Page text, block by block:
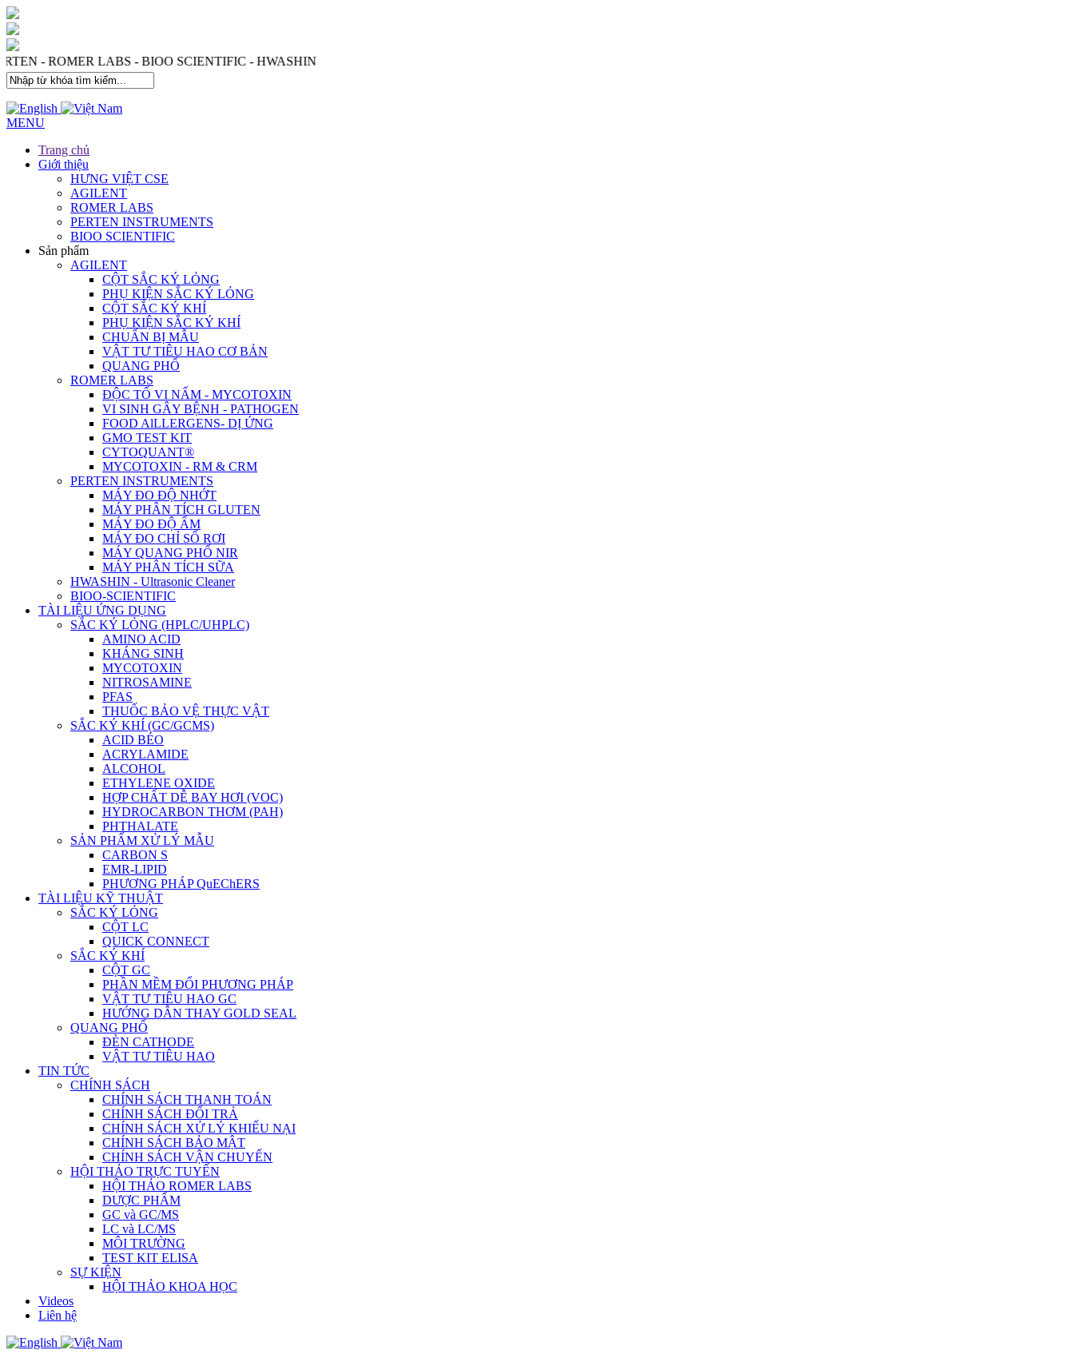
PERTEN - ROMER LABS - BIOO SCIENTIFIC - HWASHIN
MENU
Trang chủ
Giới thiệu
HƯNG VIỆT CSE
AGILENT
ROMER LABS
PERTEN INSTRUMENTS
BIOO SCIENTIFIC
Sản phẩm
AGILENT
CỘT SẮC KÝ LỎNG
PHỤ KIỆN SẮC KÝ LỎNG
CỘT SẮC KÝ KHÍ
PHỤ KIỆN SẮC KÝ KHÍ
CHUẨN BỊ MẪU
VẬT TƯ TIÊU HAO CƠ BẢN
QUANG PHỔ
ROMER LABS
ĐỘC TỐ VI NẤM - MYCOTOXIN
VI SINH GÂY BỆNH - PATHOGEN
FOOD AlLLERGENS- DỊ ỨNG
GMO TEST KIT
CYTOQUANT®
MYCOTOXIN - RM & CRM
PERTEN INSTRUMENTS
MÁY ĐO ĐỘ NHỚT
MÁY PHÂN TÍCH GLUTEN
MÁY ĐO ĐỘ ẨM
MÁY ĐO CHỈ SỐ RƠI
MÁY QUANG PHỔ NIR
MÁY PHÂN TÍCH SỮA
HWASHIN - Ultrasonic Cleaner
BIOO-SCIENTIFIC
TÀI LIỆU ỨNG DỤNG
SẮC KÝ LỎNG (HPLC/UHPLC)
AMINO ACID
KHÁNG SINH
MYCOTOXIN
NITROSAMINE
PFAS
THUỐC BẢO VỆ THỰC VẬT
SẮC KÝ KHÍ (GC/GCMS)
ACID BÉO
ACRYLAMIDE
ALCOHOL
ETHYLENE OXIDE
HỢP CHẤT DỄ BAY HƠI (VOC)
HYDROCARBON THƠM (PAH)
PHTHALATE
SẢN PHẨM XỬ LÝ MẪU
CARBON S
EMR-LIPID
PHƯƠNG PHÁP QuEChERS
TÀI LIỆU KỸ THUẬT
SẮC KÝ LỎNG
CỘT LC
QUICK CONNECT
SẮC KÝ KHÍ
CỘT GC
PHẦN MỀM ĐỔI PHƯƠNG PHÁP
VẬT TƯ TIÊU HAO GC
HƯỚNG DẪN THAY GOLD SEAL
QUANG PHỔ
ĐÈN CATHODE
VẬT TƯ TIÊU HAO
TIN TỨC
CHÍNH SÁCH
CHÍNH SÁCH THANH TOÁN
CHÍNH SÁCH ĐỔI TRẢ
CHÍNH SÁCH XỬ LÝ KHIẾU NẠI
CHÍNH SÁCH BẢO MẬT
CHÍNH SÁCH VẬN CHUYỂN
HỘI THẢO TRỰC TUYẾN
HỘI THẢO ROMER LABS
DƯỢC PHẨM
GC và GC/MS
LC và LC/MS
MÔI TRƯỜNG
TEST KIT ELISA
SỰ KIỆN
HỘI THẢO KHOA HỌC
Videos
Liên hệ